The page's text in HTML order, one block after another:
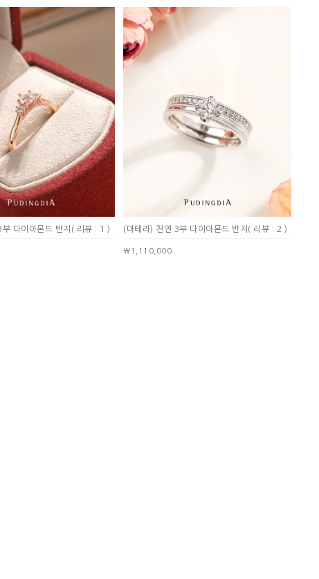
다이아몬드 반지 ( 리뷰 : 1 ) (마테라) 천연 3부 다이아몬드 반지 ( 리뷰 : 2 )
￦1,110,000